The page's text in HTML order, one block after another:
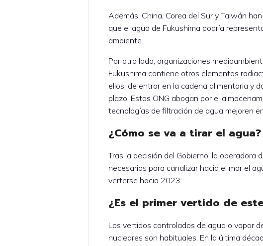
Además, China, Corea del Sur y Taiwán
que el agua de Fukushima podría
ambiente.
Por otro lado, organizaciones
Fukushima contiene otros elementos
ellos, de entrar en la cadena alimentaria y
plazo. Estas ONG abogan por el
tecnologías de filtración de agua mejoren
¿Cómo se va a tirar el agua?
Tras la decisión del Gobierno, la
necesarios para canalizar hacia el mar el
verterse hacia 2023.
¿Es el primer vertido de
Los vertidos controlados de agua o vapor
nucleares son habituales. En la última